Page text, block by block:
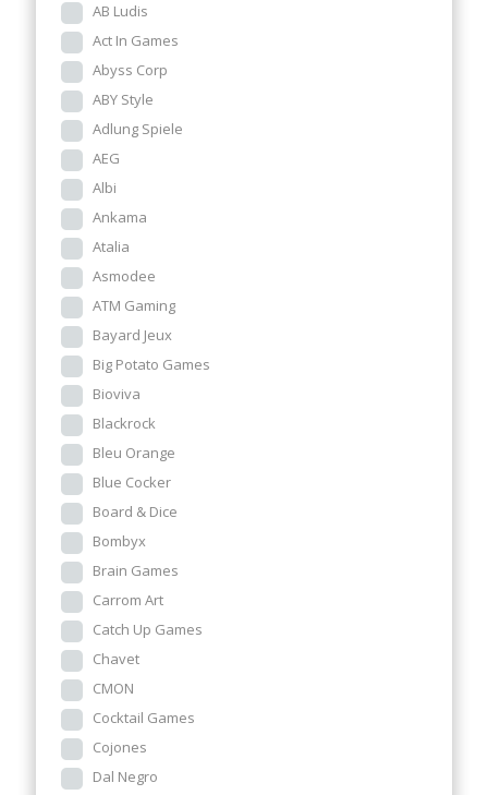
AB Ludis
Act In Games
Abyss Corp
ABY Style
Adlung Spiele
AEG
Albi
Ankama
Atalia
Asmodee
ATM Gaming
Bayard Jeux
Big Potato Games
Bioviva
Blackrock
Bleu Orange
Blue Cocker
Board & Dice
Bombyx
Brain Games
Carrom Art
Catch Up Games
Chavet
CMON
Cocktail Games
Cojones
Dal Negro